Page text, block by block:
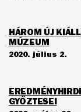
HÁROM ÚJ
MÚZEUM
2020. július 2.
GYŐZTESEI